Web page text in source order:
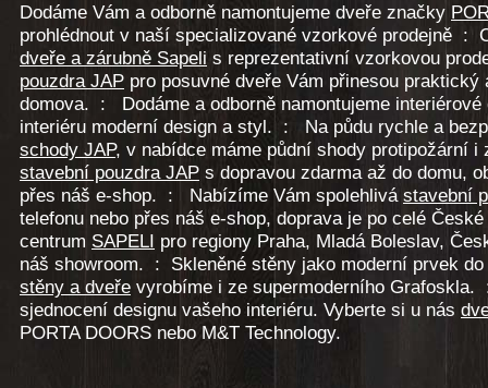
Dodáme Vám a odborně namontujeme dveře značky
prohlédnout v naší specializované vzorkové prodejně :
dveře a zárubně Sapeli s reprezentativní vzorkovou
pouzdra JAP pro posuvné dveře Vám přinesou
domova. : Dodáme a odborně namontujeme
interiéru moderní design a styl. : Na půdu rychle a
schody JAP, v nabídce máme půdní shody protipožární
stavební pouzdra JAP s dopravou zdarma až do domu,
přes náš e-shop. : Nabízíme Vám spolehlivá stavební
telefonu nebo přes náš e-shop, doprava je po celé
centrum SAPELI pro regiony Praha, Mladá Boleslav,
náš showroom. : Skleněné stěny jako moderní prvek
stěny a dveře vyrobíme i ze supermoderního
sjednocení designu vašeho interiéru. Vyberte si u nás
PORTA DOORS nebo M&T Technology.